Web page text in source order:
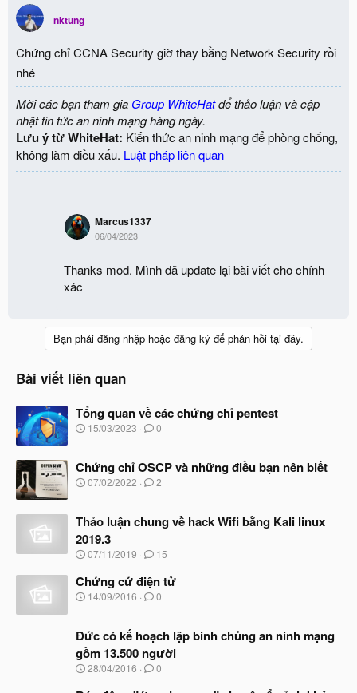
c
t
i
n
s
:
nktung
Chứng chỉ CCNA Security giờ thay bằng Network Security rồi
nhé
Mời các bạn tham gia Group WhiteHatđể thảo luận và cập
nhật tin tức an ninh mạng hàng ngày.
Lưu ý từ WhiteHat: Kiến thức an ninh mạng để phòng chống,
không làm điều xấu. Luật pháp liên quan
Marcus1337
06/04/2023
Thanks mod. Mình đã update lại bài viết cho chính
xác
Bạn phải đăng nhập hoặc đăng ký để phản hồi tại đây.
Bài viết liên quan
Tổng quan về các chứng chỉ pentest
N
y
b
ắ
đ
ầ
u
15/03/2023 0
Chứng chỉ OSCP và những điều bạn nên biết
N
y
b
ắ
t
ầ
u
07/02/2022 2
Thảo luận chung về hack Wifi bằng Kali linux
2019.3
N
à
y
b
t
đ
ầ
u
07/11/2019 15
Chứng cứ điện tử
N
y
b
ắ
t
14/09/2016 0
Đức có kế hoạch lập binh chủng an ninh mạng
gồm 13.500 người
N
28/04/2016 0